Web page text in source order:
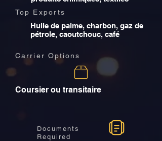
Top Exports
Huile de palme, charbon, gaz de
pétrole, caoutchouc, café
Carrier Options
Coursier ou transitaire
Documents
Required